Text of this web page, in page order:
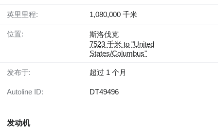
英里里程: 1,080,000 千米
位置:
斯洛伐克
7523 千米 to "United
States/Columbus"
发布于: 超过 1 个月
Autoline ID: DT49496
发动机